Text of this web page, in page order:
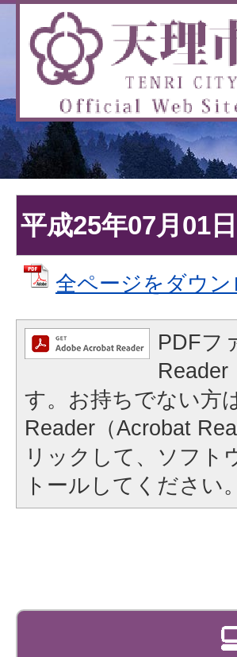
平成25年07月01日
全ページをダウ
PDFフ
Reader
す。お持ちでない方
Reader（Acrobat
リックして、ソフト
トールしてください。